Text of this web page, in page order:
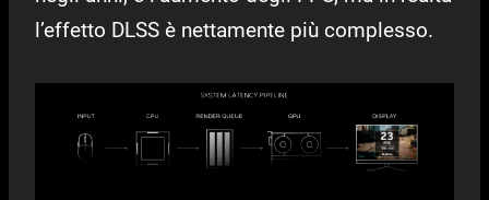
l’effetto DLSS è nettamente più complesso.